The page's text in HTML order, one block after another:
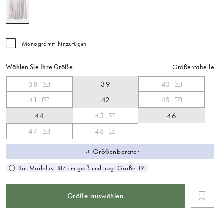
Monogramm hinzufügen
Wählen Sie Ihre Größe Größentabelle
38 39
40
41
42
43
44
45
46
47
48
Größenberater
Das Model ist 187 cm groß und trägt Größe 39.
Größe auswählen